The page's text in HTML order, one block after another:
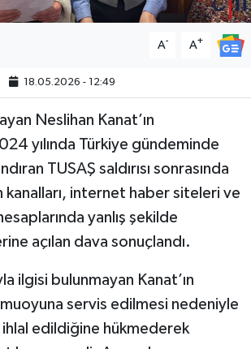
A- A+
18.05.2026 - 12:49
Neslihan Kanat’ın
yılında Türkiye gündeminde
TUSAŞ saldırısı sonrasında
kanalları, internet haber siteleri ve
yanlış şekilde
açılan dava sonuçlandı.
ilgisi bulunmayan Kanat’ın
servis edilmesi nedeniyle
ihlal edildiğine hükmederek